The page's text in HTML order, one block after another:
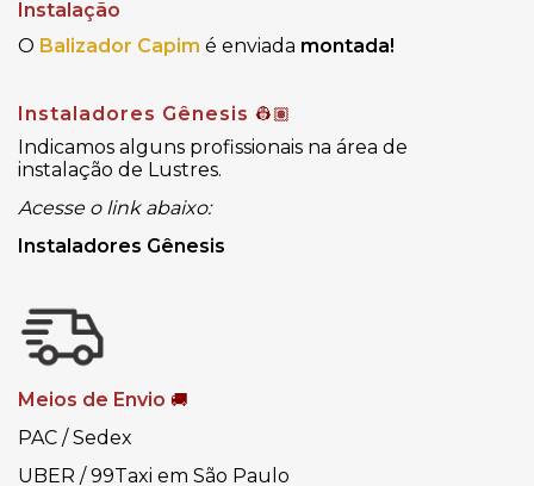
Instalação
O Balizador Capim é enviada montada!
Instaladores Gênesis 👷🏽
Indicamos alguns profissionais na área de
instalação de Lustres.
Acesse o link abaixo:
Instaladores Gênesis
Meios de Envio 🚚
PAC / Sedex
UBER / 99Taxi em São Paulo